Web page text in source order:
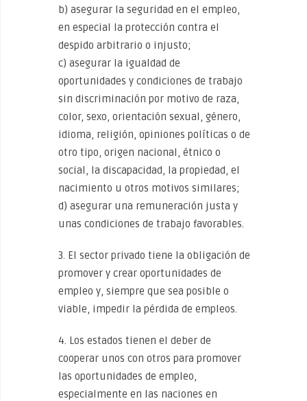
b) asegurar la seguridad en el empleo,
en especial la protección contra el
despido arbitrario o injusto;
c) asegurar la igualdad de
oportunidades y condiciones de trabajo
sin discriminación por motivo de raza,
color, sexo, orientación sexual, género,
idioma, religión, opiniones políticas o de
otro tipo, origen nacional, étnico o
social, la discapacidad, la propiedad, el
nacimiento u otros motivos similares;
d) asegurar una remuneración justa y
unas condiciones de trabajo favorables.
3. El sector privado tiene la obligación de
promover y crear oportunidades de
empleo y, siempre que sea posible o
viable, impedir la pérdida de empleos.
4. Los estados tienen el deber de
cooperar unos con otros para promover
las oportunidades de empleo,
especialmente en las naciones en